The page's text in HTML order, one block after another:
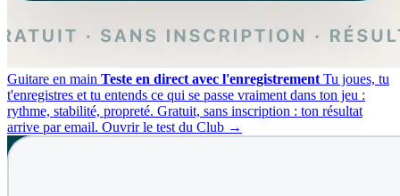
Guitare en main Teste en direct avec l'enregistrement Tu joues, tu
t'enregistres et tu entends ce qui se passe vraiment dans ton jeu :
rythme, stabilité, propreté. Gratuit, sans inscription : ton résultat
arrive par email. Ouvrir le test du Club →